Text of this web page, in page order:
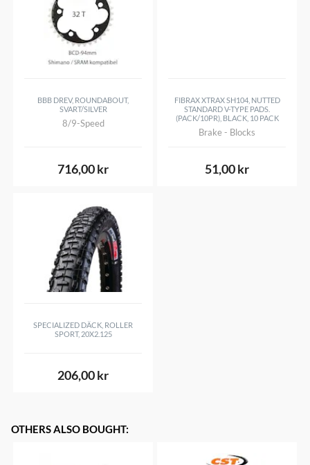
BBB DREV, ROUNDABOUT,
SVART/SILVER
8/9-Speed
716,00 kr
FIBRAX XTRAX SH104, NUTTED
STANDARD V-TYPE PADS.
(PACK/10PR), BLACK, 10 PACK
Brake - Blocks
51,00 kr
SPECIALIZED DÄCK, ROLLER
SPORT, 20X2.125
206,00 kr
OTHERS ALSO BOUGHT: